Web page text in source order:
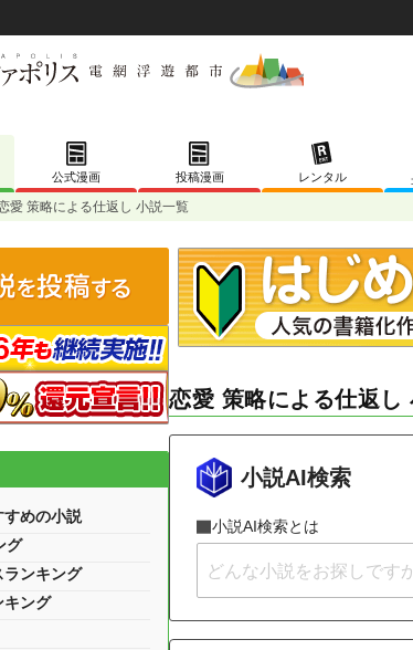
公式漫画 投稿漫画 レンタル
愛 策略による仕返し 小説一覧
恋愛 策略による仕返し
小説AI検索
小説AI検索とは
すめの小説
グ
ランキング
キング